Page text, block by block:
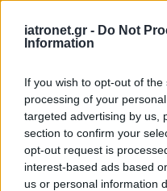
iatronet.gr - Do Not
Information
If you wish to opt-out of
processing of your
targeted advertising by us,
section to confirm your
opt-out request is
interest-based ads based
us or personal information
νοσοκομείο θα είναι
για την
Δίαιτα vegan
απώλεια βάρους
του φαγητού [μελέτη]